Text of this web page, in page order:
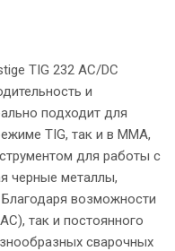
TIG 232 AC/DC
и
подходит для
TIG, так и в MMA,
для работы с
черные металлы,
возможности
так и постоянного
сварочных